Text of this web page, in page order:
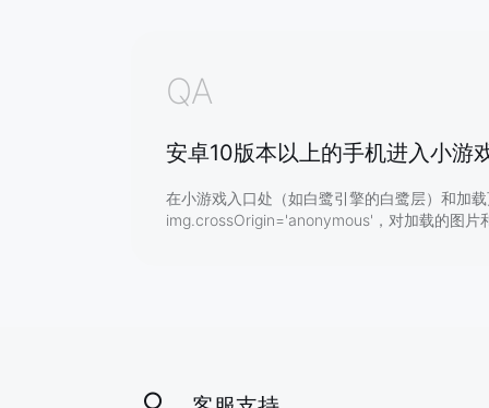
QA
安卓10版本以上的手机进入小游
在小游戏入口处（如白鹭引擎的白鹭层）和加
img.crossOrigin='anonymous'，对加载的图片